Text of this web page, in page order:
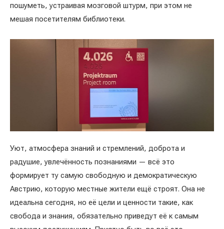
пошуметь, устраивая мозговой штурм, при этом не
мешая посетителям библиотеки.
Уют, атмосфера знаний и стремлений, доброта и
радушие, увлечённость познаниями — всё это
формирует ту самую свободную и демократическую
Австрию, которую местные жители ещё строят. Она не
идеальна сегодня, но её цели и ценности такие, как
свобода и знания, обязательно приведут её к самым